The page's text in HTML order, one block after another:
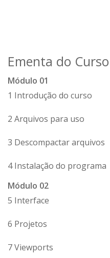
Ementa do Curso
Módulo 01
1 Introdução do curso
2 Arquivos para uso
3 Descompactar arquivos
4 Instalação do programa
Módulo 02
5 Interface
6 Projetos
7 Viewports